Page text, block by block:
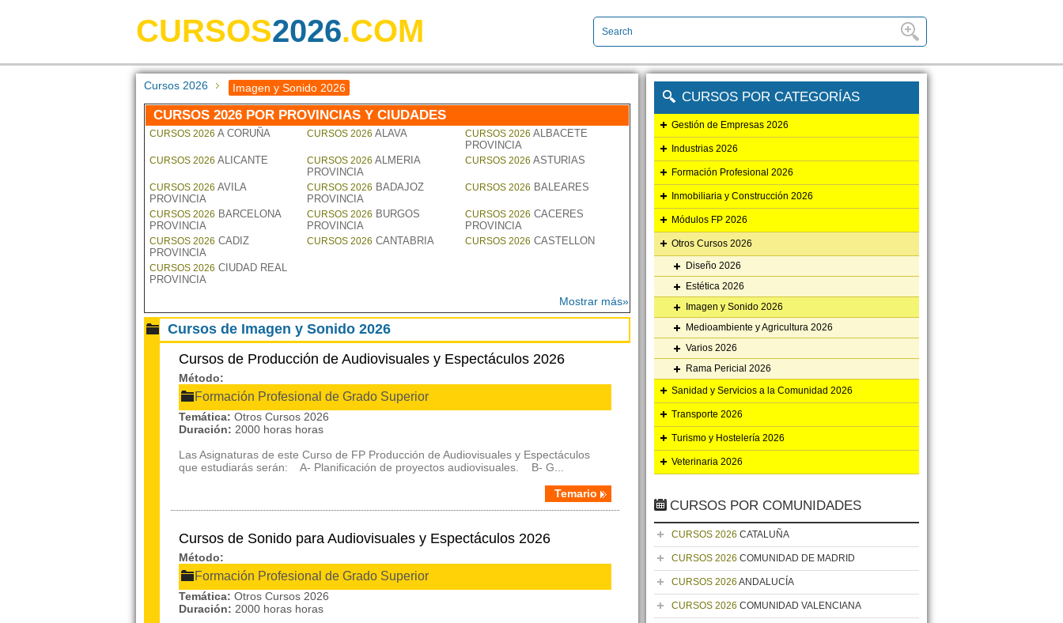
CURSOS2026.COM
Cursos 2026 Imagen y Sonido 2026
CURSOS 2026 POR PROVINCIAS Y CIUDADES
CURSOS 2026 A CORUÑA CURSOS 2026 ALAVA CURSOS 2026 ALBACETE
PROVINCIA
CURSOS 2026 ALICANTE CURSOS 2026 ALMERIA
PROVINCIA
CURSOS 2026 ASTURIAS
CURSOS 2026 AVILA
PROVINCIA
CURSOS 2026 BADAJOZ
PROVINCIA
CURSOS 2026 BALEARES
CURSOS 2026 BARCELONA
PROVINCIA
CURSOS 2026 BURGOS
PROVINCIA
CURSOS 2026 CACERES
PROVINCIA
CURSOS 2026 CADIZ
PROVINCIA
CURSOS 2026 CANTABRIA CURSOS 2026 CASTELLON
CURSOS 2026 CIUDAD REAL
PROVINCIA
Mostrar más»
Cursos de Imagen y Sonido 2026
Cursos de Producción de Audiovisuales y Espectáculos 2026
Método:
Formación Profesional de Grado Superior
Temática: Otros Cursos 2026
Duración: 2000 horas horas
Las Asignaturas de este Curso de FP Producción de Audiovisuales y Espectáculos
que estudiarás serán: A- Planificación de proyectos audiovisuales. B- G...
Temario
Cursos de Sonido para Audiovisuales y Espectáculos 2026
Método:
Formación Profesional de Grado Superior
Temática: Otros Cursos 2026
Duración: 2000 horas horas
CURSOS POR CATEGORÍAS
Gestión de Empresas 2026
Industrias 2026
Formación Profesional 2026
Inmobiliaria y Construcción 2026
Módulos FP 2026
Otros Cursos 2026
Diseño 2026
Estética 2026
Imagen y Sonido 2026
Medioambiente y Agricultura 2026
Varios 2026
Rama Pericial 2026
Sanidad y Servicios a la Comunidad 2026
Transporte 2026
Turismo y Hostelería 2026
Veterinaria 2026
CURSOS POR COMUNIDADES
CURSOS 2026 CATALUÑA
CURSOS 2026 COMUNIDAD DE MADRID
CURSOS 2026 ANDALUCÍA
CURSOS 2026 COMUNIDAD VALENCIANA